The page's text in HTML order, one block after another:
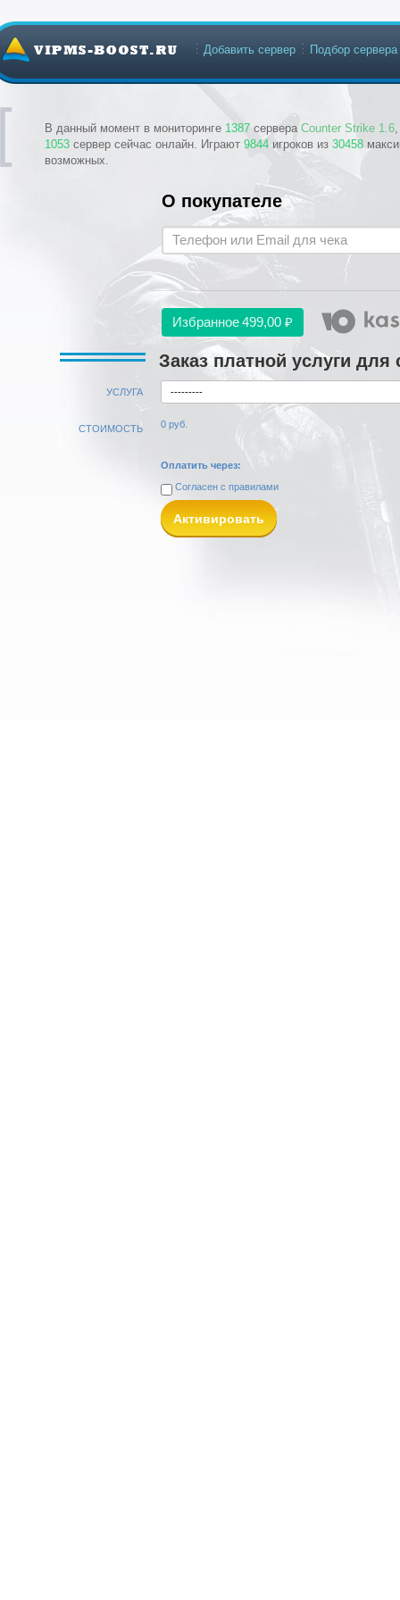
В данный момент в мониторинге 1387 сервера Counter Strike 1.6
1053 сервер сейчас онлайн. Играют 9844 игроков из 30458
возможных.
Добавить сервер Подбор сервера
О покупателе
Избранное499,00 ₽
Заказ платной услуги для
УСЛУГА
СТОИМОСТЬ 0 руб.
Оплатить через:
Согласен с правилами
Активировать